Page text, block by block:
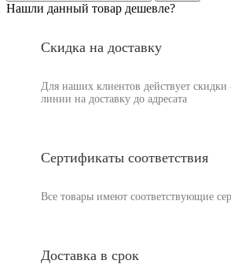
Нашли данный товар дешевле?
Скидка на доставку
Для наших клиентов действует
линии на доставку до адресата
Сертификаты соответствия
Все товары имеют соответствующие
Доставка в срок